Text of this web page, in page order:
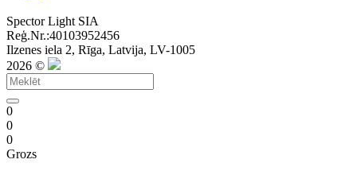
Spector Light SIA
Reģ.Nr.:40103952456
Ilzenes iela 2, Rīga, Latvija, LV-1005
2026 ©
0
0
0
Grozs